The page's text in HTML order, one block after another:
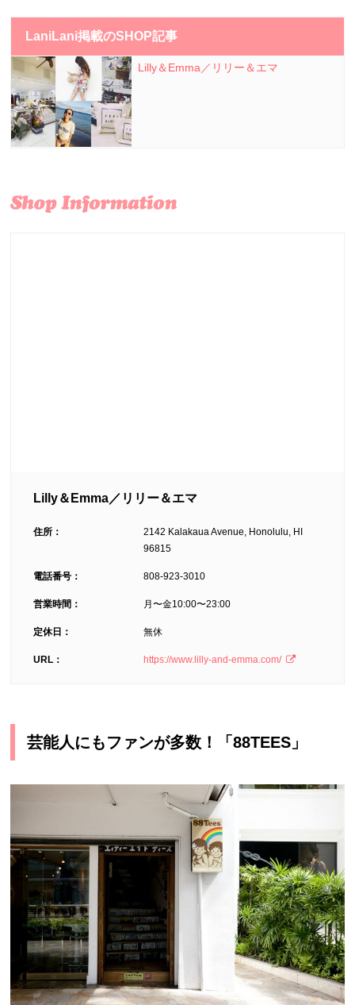
LaniLani掲載のSHOP記事
Lilly＆Emma／リリー＆エマ
Lilly＆Emma／リリー＆エマ
住所：
2142 Kalakaua Avenue, Honolulu, HI
96815
電話番号： 808-923-3010
営業時間： 月〜金10:00〜23:00
定休日： 無休
URL： https://www.lilly-and-emma.com/
芸能人にもファンが多数！「88TEES」